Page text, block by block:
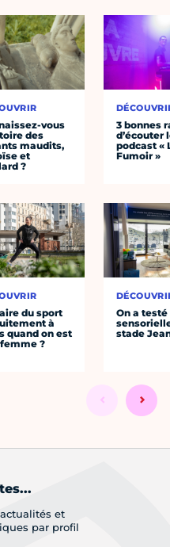
vous
des
maudits,
et
?
du sport
à
quand on est
?
3 bonnes
d’écouter
podcast «
Fumoir »
On a
stade
et
par profil